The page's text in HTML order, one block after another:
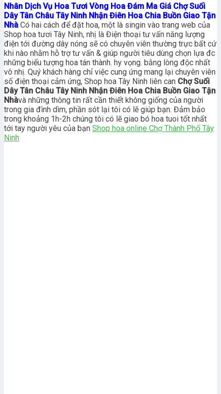
Nhân Dịch Vụ Hoa Tươi Vòng Hoa Đám Ma Giá Chợ Suối
Dây Tân Châu Tây Ninh Nhận Điên Hoa Chia Buồn Giao Tận
Nhà Có hai cách để đặt hoa, một là singin vào trang web của
Shop hoa tươi Tây Ninh, nhị là Điện thoại tư vấn năng lượng
điện tới đường dây nóng sẽ có chuyên viên thường trực bất cứ
khi nào nhằm hỗ trợ tư vấn & giúp người tiêu dùng chọn lựa đc
những biểu tượng hoa tán thành. hy vọng. bằng lòng độc nhất
vô nhị. Quý khách hàng chỉ việc cung ứng mang lại chuyên viên
số điện thoại cảm ứng, Shop hoa Tây Ninh liên can Chợ Suối
Dây Tân Châu Tây Ninh Nhận Điên Hoa Chia Buồn Giao Tận
Nhàvà những thông tin rất cần thiết không giống của người
trong gia đình dìm, phần sót lại tôi có lẽ giúp bạn. Đảm bảo
trong khoảng 1h-2h chúng tôi có lẽ giao bó hoa tuoi tốt nhất
tới tay người yêu của bạn Shop hoa online Chợ Thành Phố Tây
Ninh